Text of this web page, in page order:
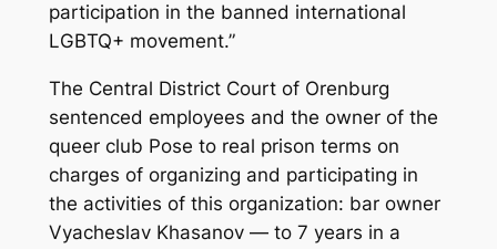
participation in the banned international
LGBTQ+ movement.”
The Central District Court of Orenburg
sentenced employees and the owner of the
queer club Pose to real prison terms on
charges of organizing and participating in
the activities of this organization: bar owner
Vyacheslav Khasanov — to 7 years in a